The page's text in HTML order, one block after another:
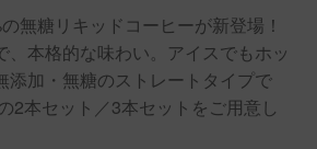
無糖リキッドコーヒーが新登場！
、本格的な味わい。アイスでもホッ
添加・無糖のストレートタイプで
2本セット／3本セットをご用意し